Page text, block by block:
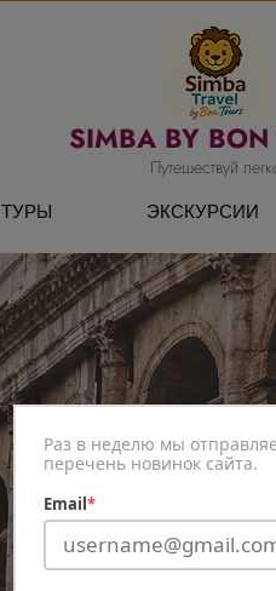
Раз в неделю мы
перечень новинок сайта.
Email*
Путешествуй
SIMBA BY BON
ТУРЫ ЭКСКУРСИИ